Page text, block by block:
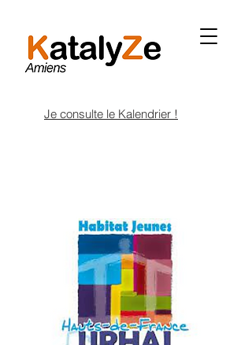
Je consulte le Kalendrier !